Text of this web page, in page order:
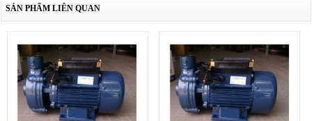
SẢN PHẨM LIÊN QUAN